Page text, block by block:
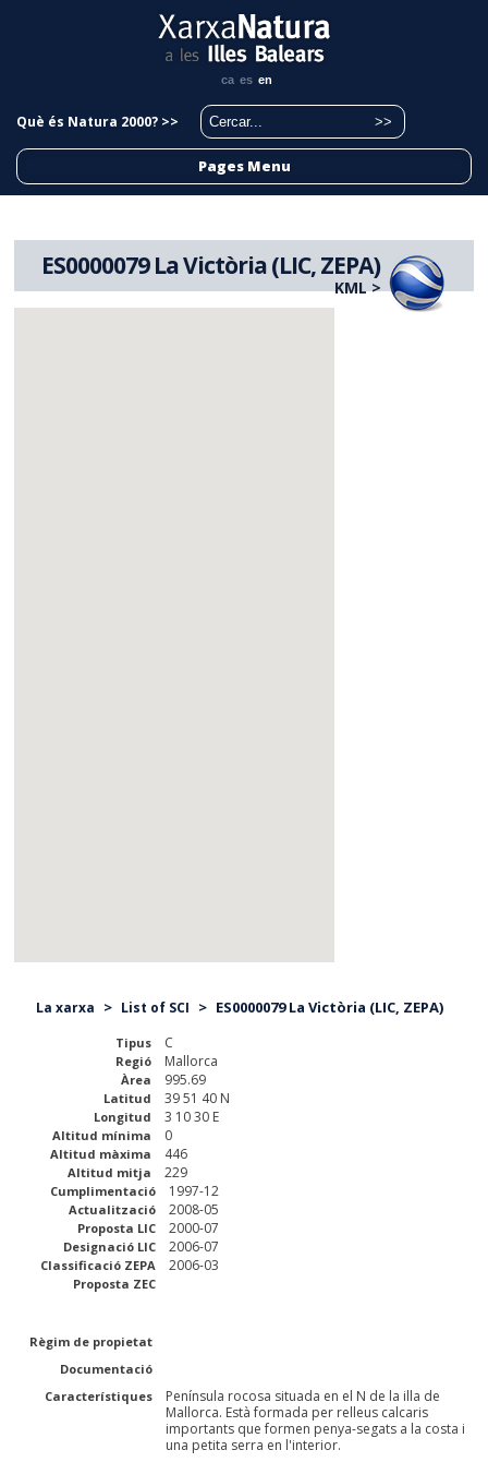
ca es en
Què és Natura 2000? >>
Pages Menu
ES0000079 La Victòria (LIC, ZEPA)
KML >
La xarxa > List of SCI > ES0000079 La Victòria (LIC, ZEPA)
Tipus C
Regió Mallorca
Àrea 995.69
Latitud 39 51 40 N
Longitud 3 10 30 E
Altitud mínima 0
Altitud màxima 446
Altitud mitja 229
Cumplimentació 1997-12
Actualització 2008-05
Proposta LIC 2000-07
Designació LIC 2006-07
Classificació ZEPA 2006-03
Proposta ZEC
Règim de propietat
Documentació
Característiques
Península rocosa situada en el N de la illa de
Mallorca. Està formada per relleus calcaris
importants que formen penya-segats a la costa i
una petita serra en l'interior.